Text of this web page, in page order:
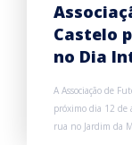
Castelo
no Dia
A Associação de
próximo dia 12 de
rua no Jardim da